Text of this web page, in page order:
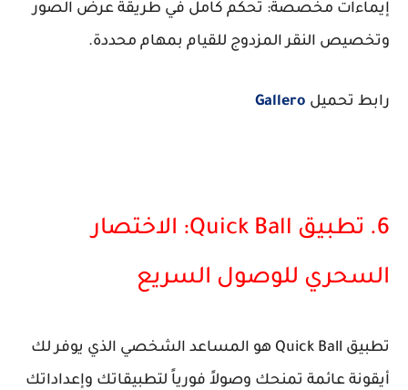
إيماءات مخصصة: تحكم كامل في طريقة عرض الصور
وتخصيص النقر المزدوج للقيام بمهام محددة.
رابط تحميل Gallero
6. تطبيق Quick Ball: الاختصار
السحري للوصول السريع
تطبيق Quick Ball هو المساعد الشخصي الذي يوفر لك
أيقونة عائمة تمنحك وصولاً فورياً لتطبيقاتك وإعداداتك